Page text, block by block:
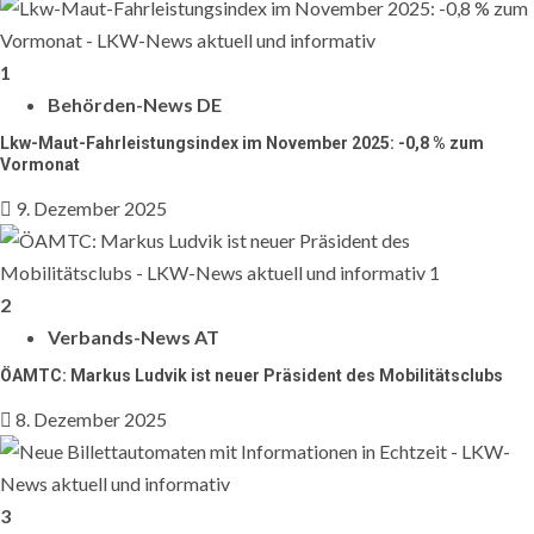
1
Behörden-News DE
Lkw-Maut-Fahrleistungsindex im November 2025: -0,8 % zum
Vormonat
9. Dezember 2025
2
Verbands-News AT
ÖAMTC: Markus Ludvik ist neuer Präsident des Mobilitätsclubs
8. Dezember 2025
3